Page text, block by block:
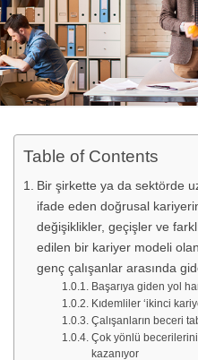
Table of Contents
Bir şirkette ya da sektörde
ifade eden doğrusal
değişiklikler, geçişler ve
edilen bir kariyer modeli
genç çalışanlar arasında
Başarıya giden yol
Kıdemliler ‘ikinci
Çalışanların beceri
Çok yönlü
kazanıyor